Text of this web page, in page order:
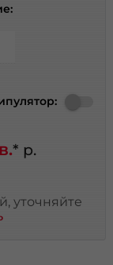
* р.
уточняйте